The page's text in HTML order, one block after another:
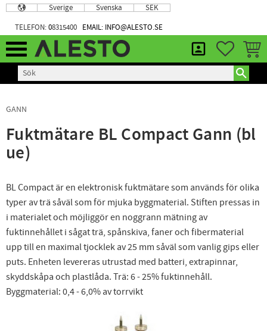
Meny
Sverige Svenska SEK
TELEFON:08315400 EMAIL: INFO@ALESTO.SE
GANN
Fuktmätare BL Compact Gann (bl
ue)
BL Compact är en elektronisk fuktmätare som används för olika
typer av trä såväl som för mjuka byggmaterial. Stiften pressas in
i materialet och möjliggör en noggrann mätning av
fuktinnehållet i sågat trä, spånskiva, faner och fibermaterial
upp till en maximal tjocklek av 25 mm såväl som vanlig gips eller
puts. Enheten levereras utrustad med batteri, extrapinnar,
skyddskåpa och plastlåda. Trä: 6 - 25% fuktinnehåll.
Byggmaterial: 0,4 - 6,0% av torrvikt